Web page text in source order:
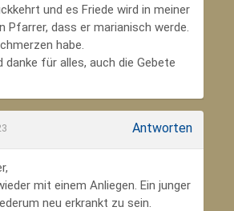
und es Friede wird in meiner
Pfarrer, dass er marianisch werde.
habe.
danke für alles, auch die Gebete
Antworten
mit einem Anliegen. Ein junger
neu erkrankt zu sein.